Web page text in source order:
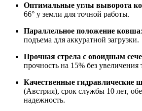
Оптимальные углы выворота
66° у земли для точной работы.
Параллельное положение ковша
подъема для аккуратной загрузки.
Прочная стрела с овоидным
прочность на 15% без
Качественные гидравлические
(Австрия), срок службы 10 лет,
надежность.